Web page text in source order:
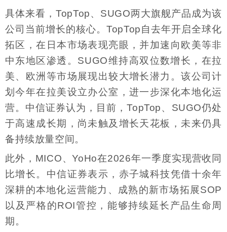
具体来看，TopTop、SUGO两大旗舰产品成为该
公司当前增长的核心。TopTop自去年开启全球化
拓区，在日本市场表现亮眼，并加速向欧美等非
中东地区渗透。SUGO维持高双位数增长，在拉
美、欧洲等市场展现出较大增长潜力。该公司计
划今年在拉美设立办公室，进一步深化本地化运
营。中信证券认为，目前，TopTop、SUGO仍处
于高速成长期，尚未触及增长天花板，未来仍具
备持续放量空间。
此外，MICO、YoHo在2026年一季度实现营收同
比增长。中信证券表示，赤子城科技凭借十余年
深耕的本地化运营能力、成熟的新市场拓展SOP
以及严格的ROI管控，能够持续延长产品生命周
期。